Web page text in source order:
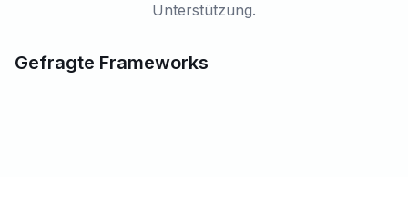
Unterstützung.
Gefragte Frameworks